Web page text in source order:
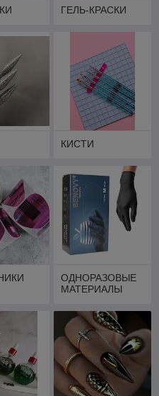
ГЕЛЬ-КРАСКИ
КИСТИ
ОДНОРАЗОВЫЕ
МАТЕРИАЛЫ